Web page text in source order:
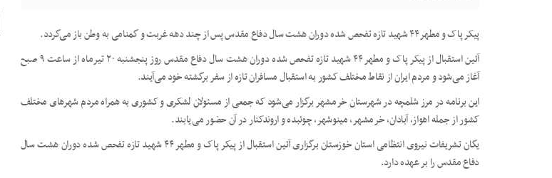
پیکر پاک و مطهر ۴۴ شهید تازه تفحص شده دوران هشت سال دفاع مقدس پس از چند دهه غربت و گمنامی به وطن باز می‌گردد.
آئین استقبال از پیکر پاک و مطهر ۴۴ شهید تازه تفحص شده دوران هشت سال دفاع مقدس روز پنجشنبه ۲۰ تیرماه از ساعت ۹ صبح
آغاز می‌شود و مردم ایران از نقاط مختلف کشور به استقبال مسافران تازه از سفر برگشته خود می‌آیند.
این برنامه در مرز شلمچه در شهرستان خرمشهر برگزار می‌شود که جمعی از مسئولان لشکری و کشوری به همراه مردم شهرهای مختلف
کشور از جمله اهواز، آبادان، خرمشهر، مینوشهر، چوئبده و اروندکنار در آن حضور می‌یابند.
یگان تشریفات نیروی انتظامی استان خوزستان برگزاری آئین استقبال از پیکر پاک و مطهر ۴۴ شهید تازه تفحص شده دوران هشت سال
دفاع مقدس را بر عهده دارد.